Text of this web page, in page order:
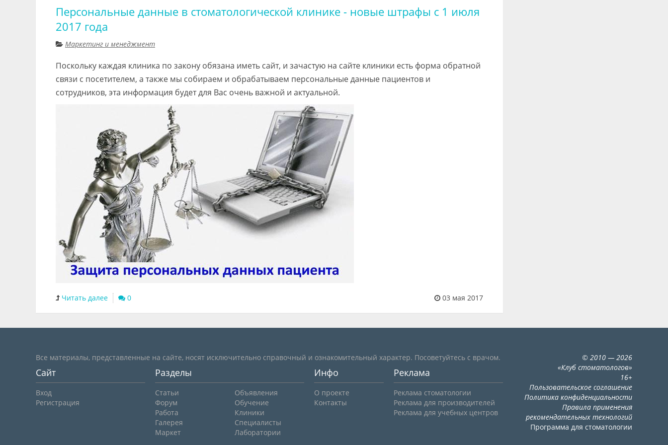
Персональные данные в стоматологической клинике - новые штрафы с 1 июля
2017 года
Маркетинг и менеджмент
Поскольку каждая клиника по закону обязана иметь сайт, и зачастую на сайте клиники есть форма обратной
связи с посетителем, а также мы собираем и обрабатываем персональные данные пациентов и
сотрудников, эта информация будет для Вас очень важной и актуальной.
Читать далее 0 03 мая 2017
Все материалы, представленные на сайте, носят исключительно справочный и ознакомительный характер. Посоветуйтесь с врачом.
Сайт
Вход
Регистрация
Разделы
Статьи
Форум
Работа
Галерея
Маркет
Объявления
Обучение
Клиники
Специалисты
Лаборатории
Инфо
О проекте
Контакты
Реклама
Реклама стоматологии
Реклама для производителей
Реклама для учебных центров
© 2010 — 2026
«Клуб стоматологов»
16+
Пользовательское соглашение
Политика конфиденциальности
Правила применения
рекомендательных технологий
Программа для стоматологии